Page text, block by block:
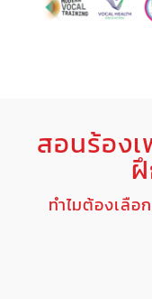
สอนร้อง
ทำไมต้องเลื